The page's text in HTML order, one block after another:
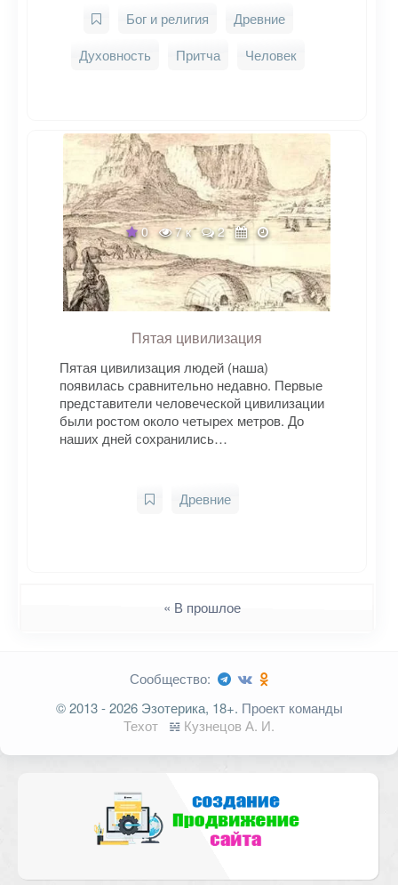
Бог и религия
Древние
Духовность
Притча Человек
0 7 к 2
Пятая цивилизация
Пятая цивилизация людей (наша)
появилась сравнительно недавно. Первые
представители человеческой цивилизации
были ростом около четырех метров. До
наших дней сохранились…
Древние
« В прошлое
Сообщество:
© 2013 - 2026 Эзотерика, 18+. Проект команды
Техот
𝌴 Кузнецов А. И.